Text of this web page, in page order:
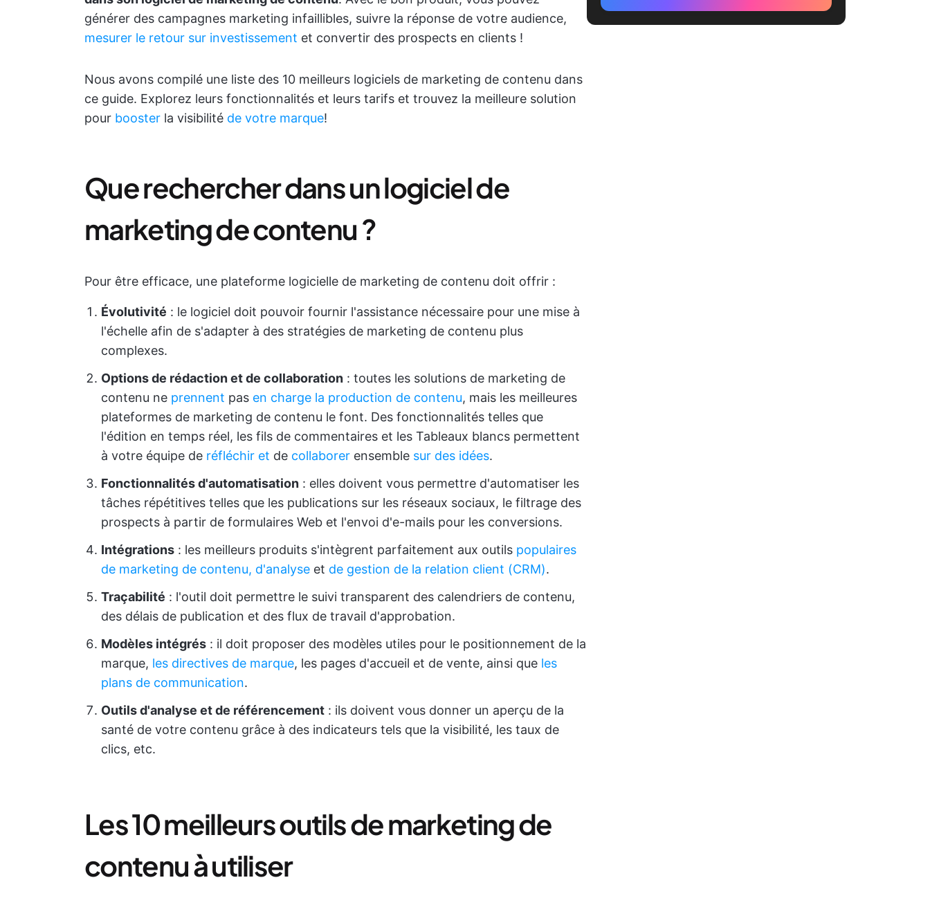
générer des campagnes marketing infaillibles, suivre la réponse de votre audience,
mesurer le retour sur investissement et convertir des prospects en clients !
Nous avons compilé une liste des 10 meilleurs logiciels de marketing de contenu dans
ce guide. Explorez leurs fonctionnalités et leurs tarifs et trouvez la meilleure solution
pour booster la visibilité de votre marque!
Que rechercher dans un logiciel de
marketing de contenu ?
Pour être efficace, une plateforme logicielle de marketing de contenu doit offrir :
Évolutivité : le logiciel doit pouvoir fournir l'assistance nécessaire pour une mise à
l'échelle afin de s'adapter à des stratégies de marketing de contenu plus
complexes.
Options de rédaction et de collaboration : toutes les solutions de marketing de
contenu ne prennent pas en charge la production de contenu, mais les meilleures
plateformes de marketing de contenu le font. Des fonctionnalités telles que
l'édition en temps réel, les fils de commentaires et les Tableaux blancs permettent
à votre équipe de réfléchir et de collaborer ensemble sur des idées.
Fonctionnalités d'automatisation : elles doivent vous permettre d'automatiser les
tâches répétitives telles que les publications sur les réseaux sociaux, le filtrage des
prospects à partir de formulaires Web et l'envoi d'e-mails pour les conversions.
Intégrations : les meilleurs produits s'intègrent parfaitement aux outils populaires
de marketing de contenu, d'analyse et de gestion de la relation client (CRM).
Traçabilité : l'outil doit permettre le suivi transparent des calendriers de contenu,
des délais de publication et des flux de travail d'approbation.
Modèles intégrés : il doit proposer des modèles utiles pour le positionnement de la
marque, les directives de marque, les pages d'accueil et de vente, ainsi que les
plans de communication.
Outils d'analyse et de référencement : ils doivent vous donner un aperçu de la
santé de votre contenu grâce à des indicateurs tels que la visibilité, les taux de
clics, etc.
Les 10 meilleurs outils de marketing de
contenu à utiliser